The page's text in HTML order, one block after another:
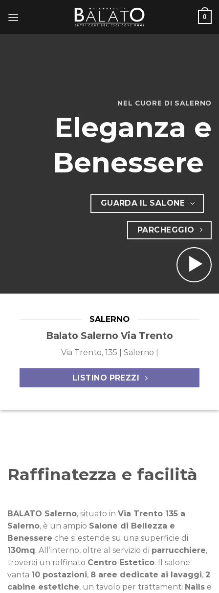
0
NEL CUORE DI SALERNO
Eleganza e
Benessere
GUARDA IL SALONE
PARCHEGGIO
SALERNO
Balato Salerno Via Trento
Via Trento, 135 | Salerno |
LISTINO PREZZI
Raffinatezza e facilità
BALATO Salerno, situato in Via Trento 135 a
Salerno, è un ampio Salone di Bellezza e
Benessere che si estende su una superficie di
130mq. All’interno, oltre al servizio di parrucchiere,
troverai un raffinato Centro Estetico. Il salone
vanta 10 postazioni, 8 aree dedicate ai lavaggi, 2
cabine estetiche, un tavolo per trattamenti Nails e